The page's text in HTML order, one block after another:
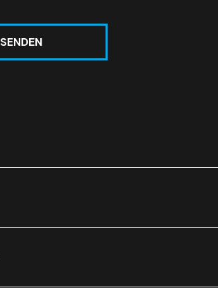
SENDEN